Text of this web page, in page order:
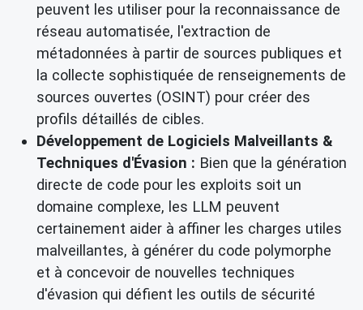
peuvent les utiliser pour la reconnaissance de
réseau automatisée, l'extraction de
métadonnées à partir de sources publiques et
la collecte sophistiquée de renseignements de
sources ouvertes (OSINT) pour créer des
profils détaillés de cibles.
Développement de Logiciels Malveillants &
Techniques d'Évasion : Bien que la génération
directe de code pour les exploits soit un
domaine complexe, les LLM peuvent
certainement aider à affiner les charges utiles
malveillantes, à générer du code polymorphe
et à concevoir de nouvelles techniques
d'évasion qui défient les outils de sécurité